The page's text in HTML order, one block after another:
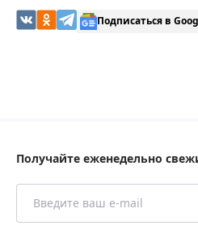
Подписаться в
Получайте еженедельно